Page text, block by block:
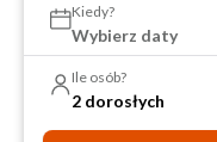
Kiedy?
Wybierz daty
Ile osób?
2 dorosłych